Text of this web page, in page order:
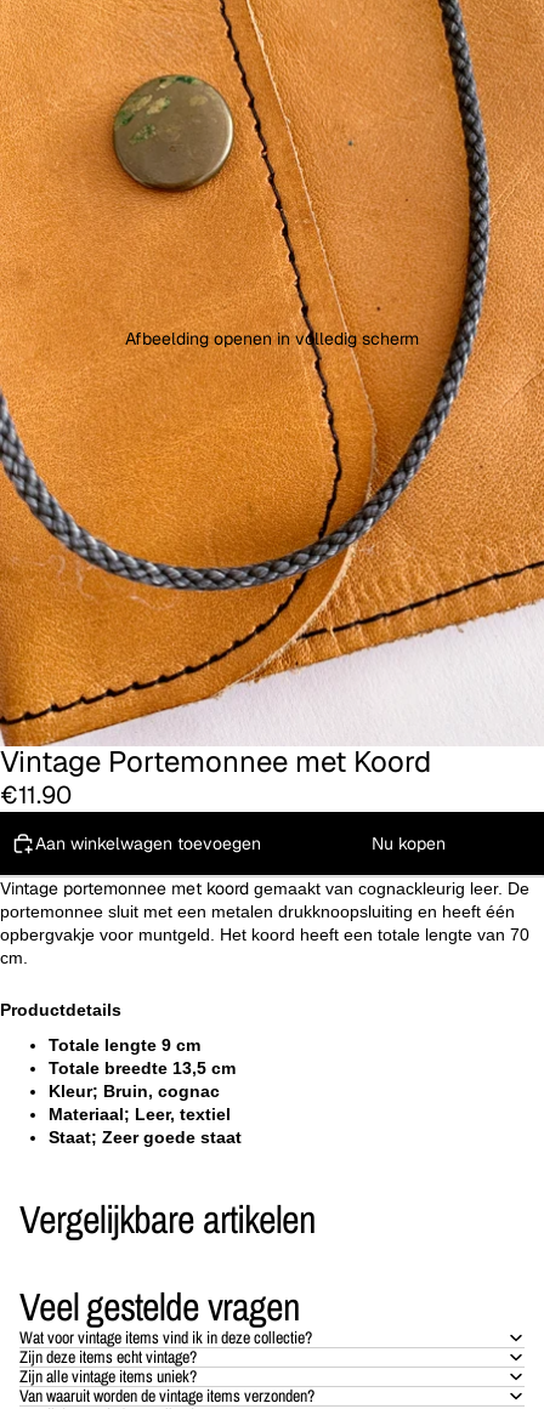
Afbeelding openen in volledig scherm
Vintage Portemonnee met Koord
€11.90
Aan winkelwagen toevoegen Nu kopen
Vintage portemonnee met koord gemaakt van cognackleurig leer. De
portemonnee sluit met een metalen drukknoopsluiting en heeft één
opbergvakje voor muntgeld. Het koord heeft een totale lengte van 70
cm.
Productdetails
Totale lengte 9 cm
Totale breedte 13,5 cm
Kleur; Bruin, cognac
Materiaal; Leer, textiel
Staat; Zeer goede staat
Vergelijkbare artikelen
Veel gestelde vragen
Wat voor vintage items vind ik in deze collectie?
Zijn deze items echt vintage?
Zijn alle vintage items uniek?
Van waaruit worden de vintage items verzonden?